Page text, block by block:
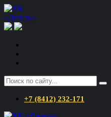
+7 (8412) 232-171